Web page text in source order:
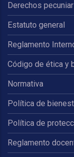
Derechos
Estatuto general
Reglamento
Código de ética y
Normativa
Política de
Política de
Reglamento